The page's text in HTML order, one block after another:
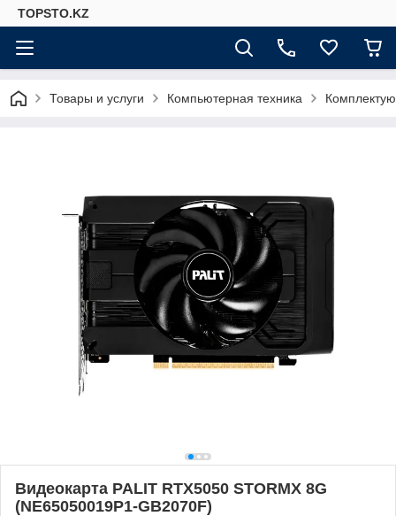
TOPSTO.KZ
Товары и услуги Компьютерная техника
Видеокарта PALIT RTX5050 STORMX 8G
(NE65050019P1-GB2070F)